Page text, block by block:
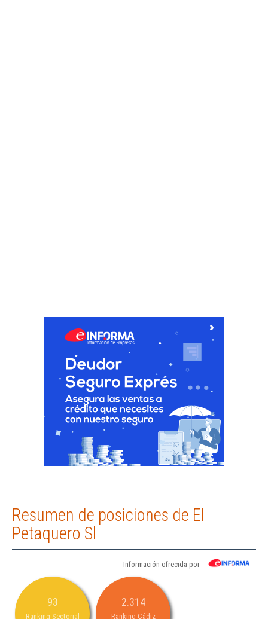
Resumen de posiciones de El
Petaquero Sl
Información ofrecida por
93
Ranking Sectorial
2.314
Ranking Cádiz